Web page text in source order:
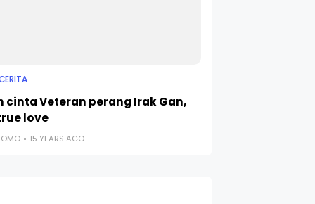
cinta Veteran perang Irak Gan,
love
15 YEARS AGO